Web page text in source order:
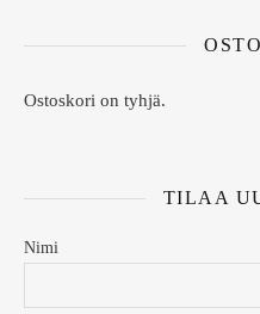
Ostoskori on tyhjä.
TILAA
Nimi